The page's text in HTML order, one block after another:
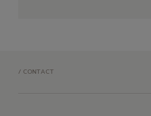
/ CONTACT